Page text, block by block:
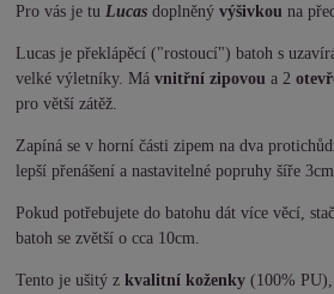
Pro vás je tu Lucas doplněnývýšivkou na
Lucas je překlápěcí ("rostoucí") batoh s
velké výletníky. Mávnitřní zipovou a 2
pro větší zátěž.
Zapíná se v horní části zipem na dva
lepší přenášení a nastavitelné popruhy šíře 3cm.
Pokud potřebujete do batohu dát více věcí,
batoh se zvětší o cca 10cm.
Tento je ušitý zkvalitní koženky (100%